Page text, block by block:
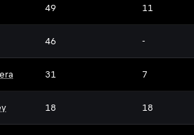
49 11
46 -
31 7
18 18